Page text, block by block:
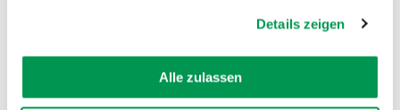
Details zeigen
Alle zulassen